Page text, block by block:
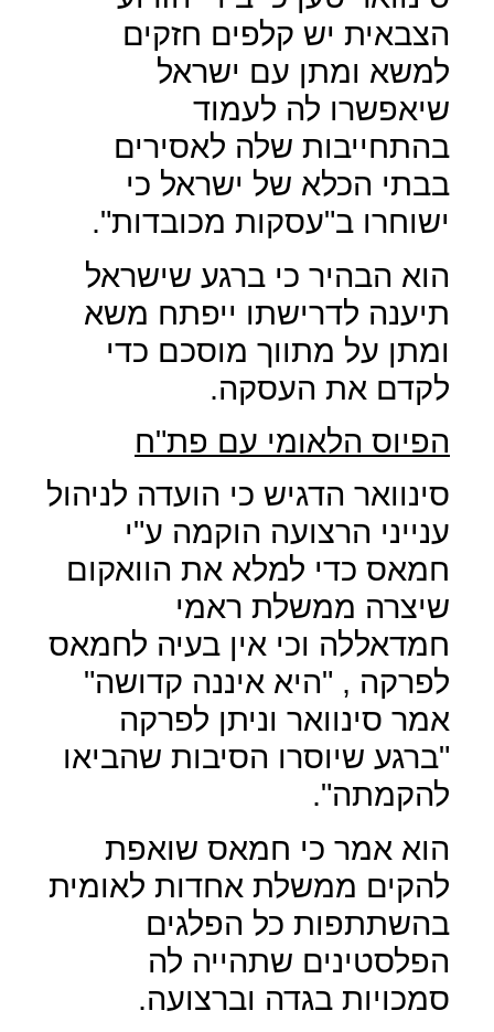
הצבאית יש קלפים חזקים
למשא ומתן עם ישראל
שיאפשרו לה לעמוד
בהתחייבות שלה לאסירים
בבתי הכלא של ישראל כי
ישוחרו ב"עסקות מכובדות".
הוא הבהיר כי ברגע שישראל
תיענה לדרישתו ייפתח משא
ומתן על מתווך מוסכם כדי
לקדם את העסקה.
הפיוס הלאומי עם פת"ח
סינוואר הדגיש כי הועדה לניהול
ענייני הרצועה הוקמה ע"י
חמאס כדי למלא את הוואקום
שיצרה ממשלת ראמי
חמדאללה וכי אין בעיה לחמאס
לפרקה , "היא איננה קדושה"
אמר סינוואר וניתן לפרקה
"ברגע שיוסרו הסיבות שהביאו
להקמתה".
הוא אמר כי חמאס שואפת
להקים ממשלת אחדות לאומית
בהשתתפות כל הפלגים
הפלסטינים שתהייה לה
סמכויות בגדה וברצועה.